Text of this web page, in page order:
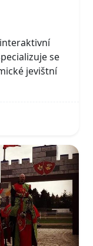
se
jevištní